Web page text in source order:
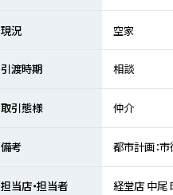
現況 空家
引渡時期 相談
取引態様 仲介
備考 都市計画：
担当店・担当者 経堂店 中尾